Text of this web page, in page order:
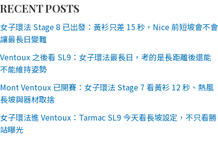
RECENT POSTS
女子環法 Stage 8 已出發：黃衫只差 15 秒，Nice 前短坡會不會
讓最長日變難
Ventoux 之後看 SL9：女子環法最長日，考的是長距離後還能
不能維持姿勢
Mont Ventoux 已開賽：女子環法 Stage 7 看黃衫 12 秒、熱風
長坡與器材取捨
女子環法進 Ventoux：Tarmac SL9 今天看長坡設定，不只看勝
站曝光